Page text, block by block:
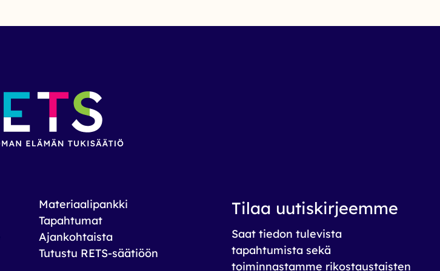
Materiaalipankki
Tapahtumat
Ajankohtaista
Tutustu RETS-säätiöön
Tilaa uutiskirjeemme
Saat tiedon tulevista
tapahtumista sekä
toiminnastamme rikos­taustaisten